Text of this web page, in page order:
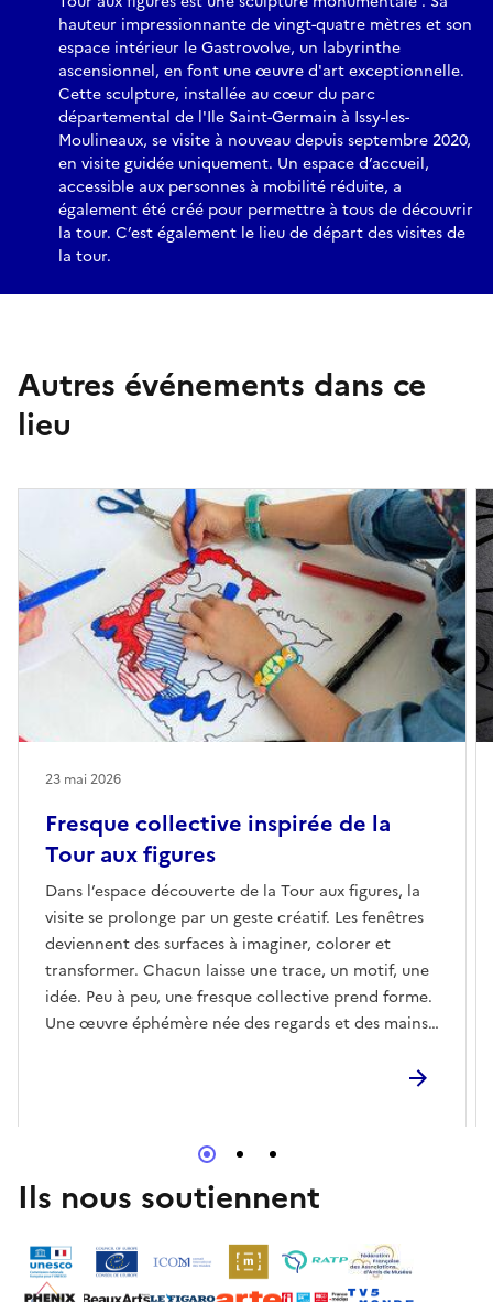
hauteur impressionnante de vingt-quatre mètres et son
espace intérieur le Gastrovolve, un labyrinthe
ascensionnel, en font une œuvre d'art exceptionnelle.
Cette sculpture, installée au cœur du parc
départemental de l'Ile Saint-Germain à Issy-les-
Moulineaux, se visite à nouveau depuis septembre 2020,
en visite guidée uniquement. Un espace d’accueil,
accessible aux personnes à mobilité réduite, a
également été créé pour permettre à tous de découvrir
la tour. C’est également le lieu de départ des visites de
la tour.
Autres événements dans ce
lieu
Fresque collective inspirée de la
Tour aux figures
Dans l’espace découverte de la Tour aux figures, la
visite se prolonge par un geste créatif. Les fenêtres
deviennent des surfaces à imaginer, colorer et
transformer. Chacun laisse une trace, un motif, une
idée. Peu à peu, une fresque collective prend forme.
Une œuvre éphémère née des regards et des mains
23 mai 2026
Ils nous soutiennent